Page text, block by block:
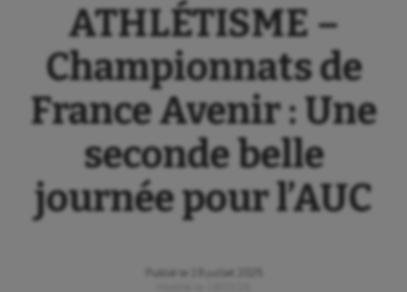
ATHLÉTISME –
Championnats de
France Avenir : Une
seconde belle
journée pour l’AUC
Publié le
19 juillet 2025